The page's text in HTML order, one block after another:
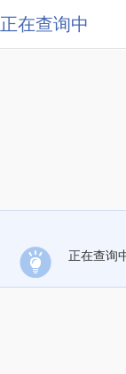
正在查询中
正在查询